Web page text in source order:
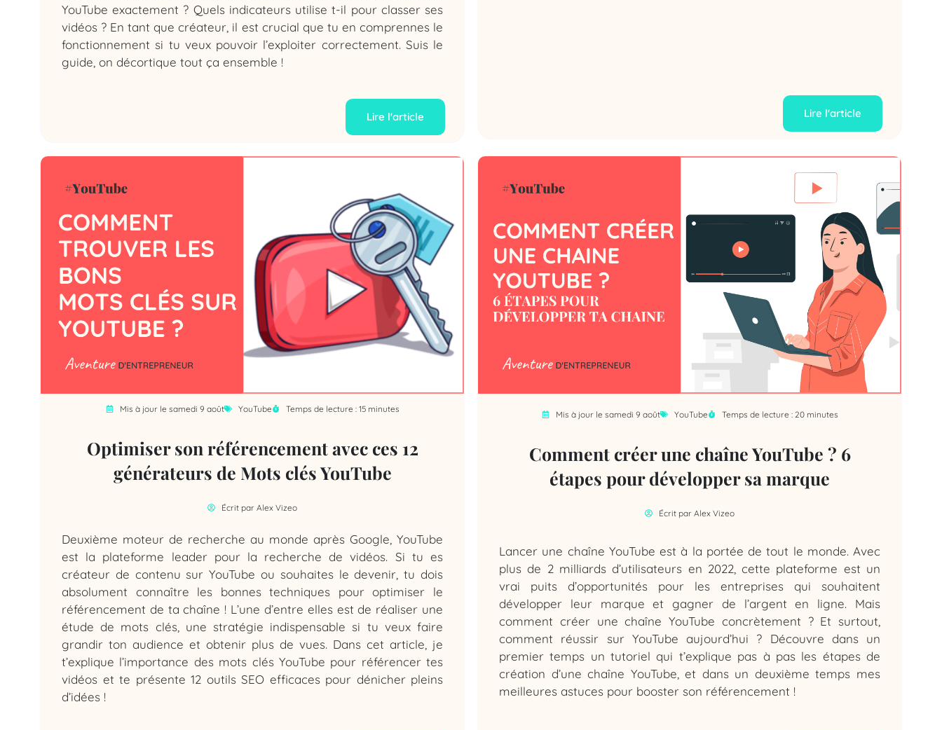
YouTube exactement ? Quels indicateurs utilise t-il pour classer ses
vidéos ? En tant que créateur, il est crucial que tu en comprennes le
fonctionnement si tu veux pouvoir l’exploiter correctement. Suis le
guide, on décortique tout ça ensemble !
Lire l'article Lire l'article
Mis à jour le samedi 9 août YouTube Temps de lecture : 15 minutes
Optimiser son référencement avec ces 12
générateurs de Mots clés YouTube
Écrit par Alex Vizeo
Deuxième moteur de recherche au monde après Google, YouTube
est la plateforme leader pour la recherche de vidéos. Si tu es
créateur de contenu sur YouTube ou souhaites le devenir, tu dois
absolument connaître les bonnes techniques pour optimiser le
référencement de ta chaîne ! L’une d’entre elles est de réaliser une
étude de mots clés, une stratégie indispensable si tu veux faire
grandir ton audience et obtenir plus de vues. Dans cet article, je
t’explique l’importance des mots clés YouTube pour référencer tes
vidéos et te présente 12 outils SEO efficaces pour dénicher pleins
d’idées !
Mis à jour le samedi 9 août YouTube Temps de lecture : 20 minutes
Comment créer une chaîne YouTube ? 6
étapes pour développer sa marque
Écrit par Alex Vizeo
Lancer une chaîne YouTube est à la portée de tout le monde. Avec
plus de 2 milliards d’utilisateurs en 2022, cette plateforme est un
vrai puits d’opportunités pour les entreprises qui souhaitent
développer leur marque et gagner de l’argent en ligne. Mais
comment créer une chaîne YouTube concrètement ? Et surtout,
comment réussir sur YouTube aujourd’hui ? Découvre dans un
premier temps un tutoriel qui t’explique pas à pas les étapes de
création d’une chaîne YouTube, et dans un deuxième temps mes
meilleures astuces pour booster son référencement !